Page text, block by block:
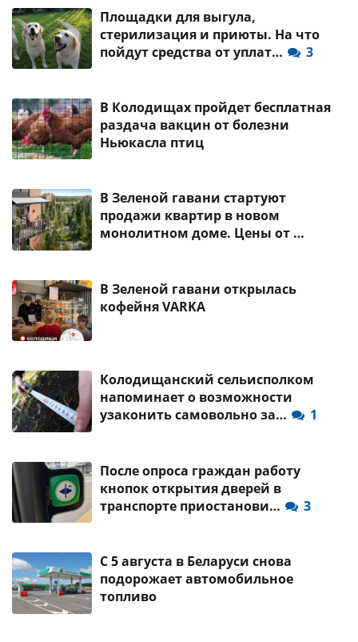
Площадки для выгула,
стерилизация и приюты. На что
пойдут средства от уплат…
3
В Колодищах пройдет бесплатная
раздача вакцин от болезни
Ньюкасла птиц
В Зеленой гавани стартуют
продажи квартир в новом
монолитном доме. Цены от …
В Зеленой гавани открылась
кофейня VARKA
Колодищанский сельисполком
напоминает о возможности
узаконить самовольно за…
1
После опроса граждан работу
кнопок открытия дверей в
транспорте приостанови…
3
С 5 августа в Беларуси снова
подорожает автомобильное
топливо